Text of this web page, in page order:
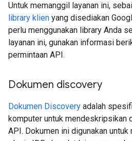
Untuk memanggil layanan ini,
library klien yang disediakan
perlu menggunakan library Anda
layanan ini, gunakan informasi
permintaan API.
Dokumen discovery
Dokumen Discovery adalah
komputer untuk mendeskripsikan
API. Dokumen ini digunakan